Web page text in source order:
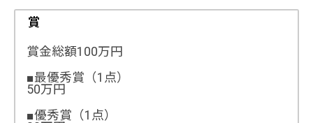
賞
賞金総額100万円
■最優秀賞（1点）
50万円
■優秀賞（1点）